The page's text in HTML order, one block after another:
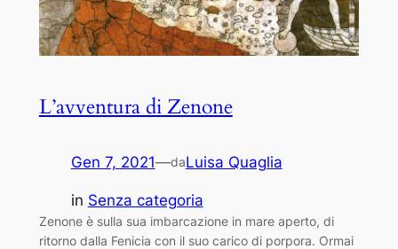
L’avventura di Zenone
Gen 7, 2021—daLuisa Quaglia
in Senza categoria
Zenone è sulla sua imbarcazione in mare aperto, di
ritorno dalla Fenicia con il suo carico di porpora. Ormai